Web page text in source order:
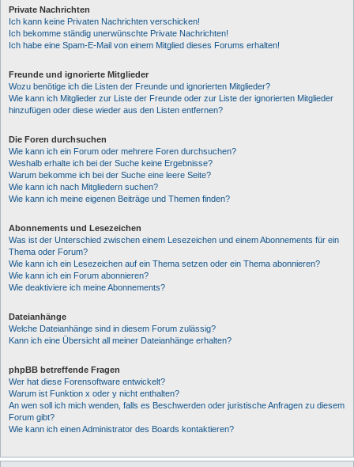
Private Nachrichten
Ich kann keine Privaten Nachrichten verschicken!
Ich bekomme ständig unerwünschte Private Nachrichten!
Ich habe eine Spam-E-Mail von einem Mitglied dieses Forums erhalten!
Freunde und ignorierte Mitglieder
Wozu benötige ich die Listen der Freunde und ignorierten Mitglieder?
Wie kann ich Mitglieder zur Liste der Freunde oder zur Liste der ignorierten Mitglieder
hinzufügen oder diese wieder aus den Listen entfernen?
Die Foren durchsuchen
Wie kann ich ein Forum oder mehrere Foren durchsuchen?
Weshalb erhalte ich bei der Suche keine Ergebnisse?
Warum bekomme ich bei der Suche eine leere Seite?
Wie kann ich nach Mitgliedern suchen?
Wie kann ich meine eigenen Beiträge und Themen finden?
Abonnements und Lesezeichen
Was ist der Unterschied zwischen einem Lesezeichen und einem Abonnements für ein
Thema oder Forum?
Wie kann ich ein Lesezeichen auf ein Thema setzen oder ein Thema abonnieren?
Wie kann ich ein Forum abonnieren?
Wie deaktiviere ich meine Abonnements?
Dateianhänge
Welche Dateianhänge sind in diesem Forum zulässig?
Kann ich eine Übersicht all meiner Dateianhänge erhalten?
phpBB betreffende Fragen
Wer hat diese Forensoftware entwickelt?
Warum ist Funktion x oder y nicht enthalten?
An wen soll ich mich wenden, falls es Beschwerden oder juristische Anfragen zu diesem
Forum gibt?
Wie kann ich einen Administrator des Boards kontaktieren?